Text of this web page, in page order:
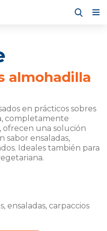
almohadilla
en prácticos sobres
completamente
ofrecen una solución
sabor ensaladas,
Ideales también para
ensaladas, carpaccios